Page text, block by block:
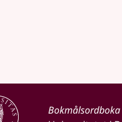
Bokmålsordboka